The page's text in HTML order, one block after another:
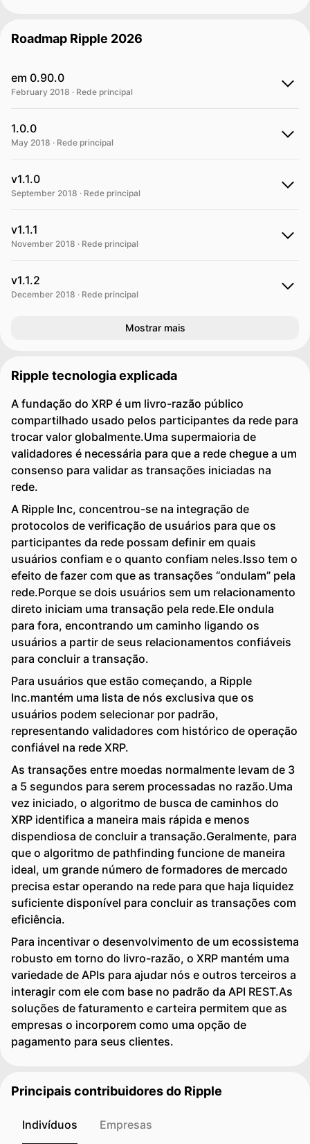
Roadmap Ripple 2026
em 0.90.0
February 2018 · Rede principal
1.0.0
May 2018 · Rede principal
v1.1.0
September 2018 · Rede principal
v1.1.1
November 2018 · Rede principal
v1.1.2
December 2018 · Rede principal
Mostrar mais
Ripple tecnologia explicada
A fundação do XRP é um livro-razão público
compartilhado usado pelos participantes da rede para
trocar valor globalmente.Uma supermaioria de
validadores é necessária para que a rede chegue a um
consenso para validar as transações iniciadas na
rede.
A Ripple Inc, concentrou-se na integração de
protocolos de verificação de usuários para que os
participantes da rede possam definir em quais
usuários confiam e o quanto confiam neles.Isso tem o
efeito de fazer com que as transações “ondulam” pela
rede.Porque se dois usuários sem um relacionamento
direto iniciam uma transação pela rede.Ele ondula
para fora, encontrando um caminho ligando os
usuários a partir de seus relacionamentos confiáveis ​​
para concluir a transação.
Para usuários que estão começando, a Ripple
Inc.mantém uma lista de nós exclusiva que os
usuários podem selecionar por padrão,
representando validadores com histórico de operação
confiável na rede XRP.
As transações entre moedas normalmente levam de 3
a 5 segundos para serem processadas no razão.Uma
vez iniciado, o algoritmo de busca de caminhos do
XRP identifica a maneira mais rápida e menos
dispendiosa de concluir a transação.Geralmente, para
que o algoritmo de pathfinding funcione de maneira
ideal, um grande número de formadores de mercado
precisa estar operando na rede para que haja liquidez
suficiente disponível para concluir as transações com
eficiência.
Para incentivar o desenvolvimento de um ecossistema
robusto em torno do livro-razão, o XRP mantém uma
variedade de APIs para ajudar nós e outros terceiros a
interagir com ele com base no padrão da API REST.As
soluções de faturamento e carteira permitem que as
empresas o incorporem como uma opção de
pagamento para seus clientes.
Principais contribuidores do Ripple
Indivíduos Empresas